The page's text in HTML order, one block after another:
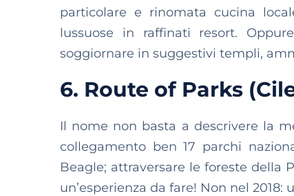
particolare e rinomata cucina
lussuose in raffinati resort.
soggiornare in suggestivi templi,
6. Route of Parks
Il nome non basta a descrivere la
collegamento ben 17 parchi
Beagle; attraversare le foreste della
un’esperienza da fare! Non nel 2018: